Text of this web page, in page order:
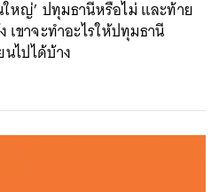
หญ่’ ปทุมธานีหรือไม่ และท้าย
ขาจะทำอะไรให้ปทุมธานี
ไปได้บ้าง